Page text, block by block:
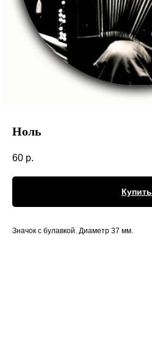
Ноль
60 р.
Купить
Значок с булавкой. Диаметр 37 мм.